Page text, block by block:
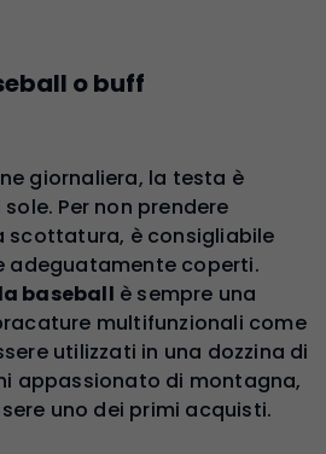
o buff
giornaliera, la testa è
Per non prendere
scottatura, è consigliabile
adeguatamente coperti.
baseball è sempre una
multifunzionali come
utilizzati in una dozzina di
appassionato di montagna,
uno dei primi acquisti.